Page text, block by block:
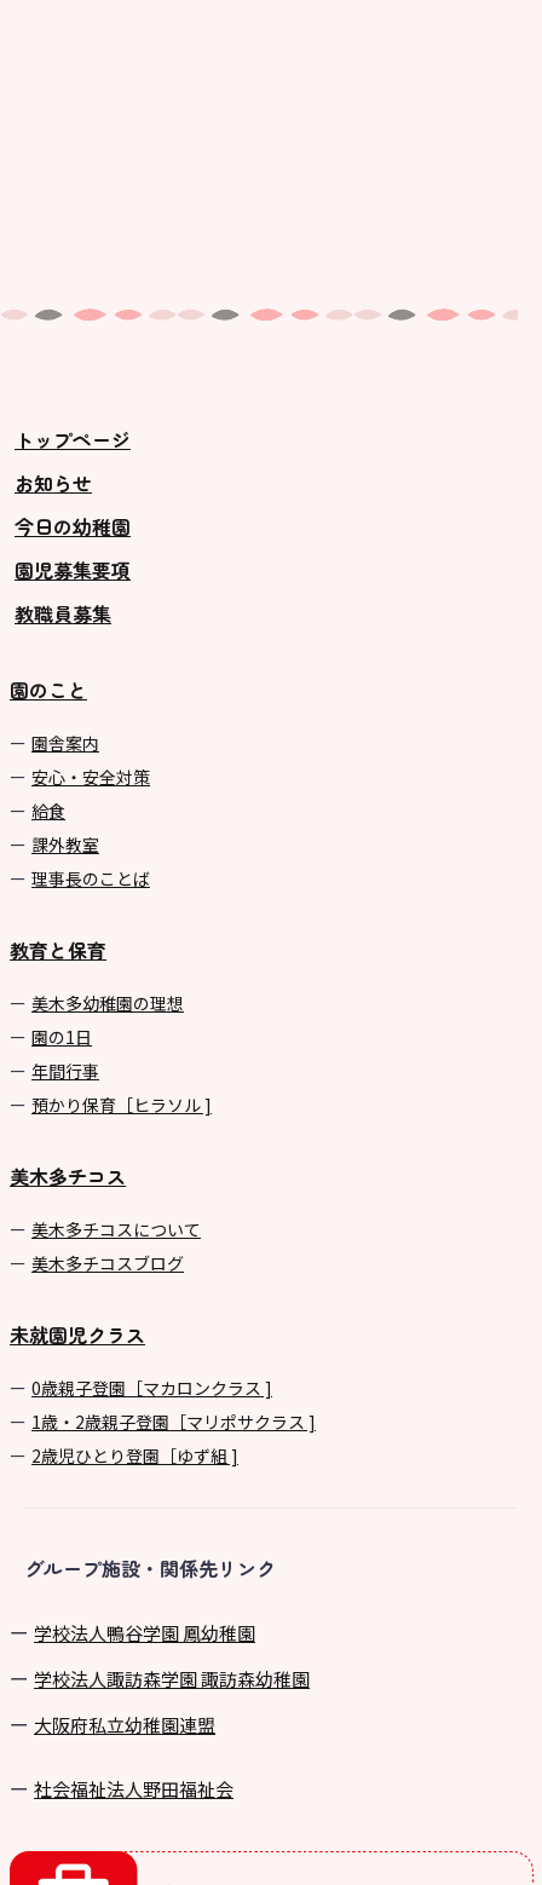
トップページ
お知らせ
今日の幼稚園
園児募集要項
教職員募集
園のこと
園舎案内
安心・安全対策
給食
課外教室
理事長のことば
教育と保育
美⽊多幼稚園の理想
園の1⽇
年間⾏事
預かり保育［ヒラソル ]
美木多チコス
美⽊多チコスについて
美⽊多チコスブログ
未就園児クラス
0歳親子登園［マカロンクラス ]
1歳・2歳親子登園［マリポサクラス ]
2歳児ひとり登園［ゆず組 ]
グループ施設・関係先リンク
学校法⼈鴨⾕学園 鳳幼稚園
学校法⼈諏訪森学園 諏訪森幼稚園
⼤阪府私⽴幼稚園連盟
社会福祉法人野田福祉会